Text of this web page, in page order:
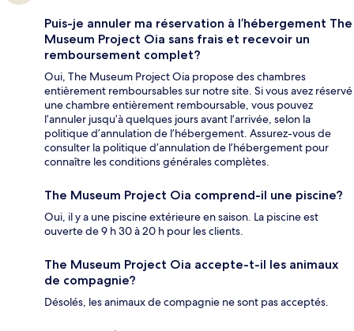
Puis-je annuler ma réservation à l’hébergement The
Museum Project Oia sans frais et recevoir un
remboursement complet?
Oui, The Museum Project Oia propose des chambres
entièrement remboursables sur notre site. Si vous avez réservé
une chambre entièrement remboursable, vous pouvez
l’annuler jusqu’à quelques jours avant l’arrivée, selon la
politique d’annulation de l’hébergement. Assurez-vous de
consulter la politique d’annulation de l’hébergement pour
connaître les conditions générales complètes.
The Museum Project Oia comprend-il une piscine?
Oui, il y a une piscine extérieure en saison. La piscine est
ouverte de 9 h 30 à 20 h pour les clients.
The Museum Project Oia accepte-t-il les animaux
de compagnie?
Désolés, les animaux de compagnie ne sont pas acceptés.